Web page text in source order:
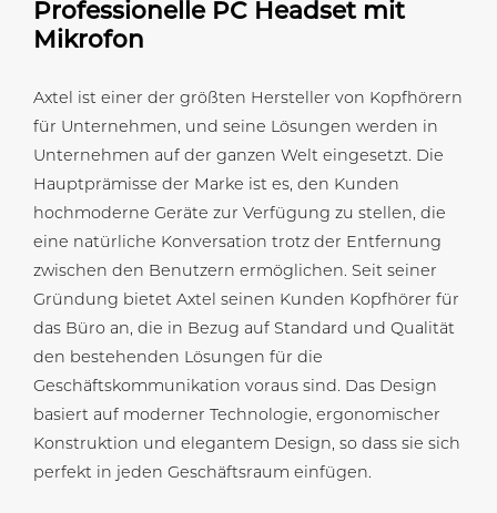
Professionelle PC Headset mit
Mikrofon
Axtel ist einer der größten Hersteller von Kopfhörern
für Unternehmen, und seine Lösungen werden in
Unternehmen auf der ganzen Welt eingesetzt. Die
Hauptprämisse der Marke ist es, den Kunden
hochmoderne Geräte zur Verfügung zu stellen, die
eine natürliche Konversation trotz der Entfernung
zwischen den Benutzern ermöglichen. Seit seiner
Gründung bietet Axtel seinen Kunden Kopfhörer für
das Büro an, die in Bezug auf Standard und Qualität
den bestehenden Lösungen für die
Geschäftskommunikation voraus sind. Das Design
basiert auf moderner Technologie, ergonomischer
Konstruktion und elegantem Design, so dass sie sich
perfekt in jeden Geschäftsraum einfügen.